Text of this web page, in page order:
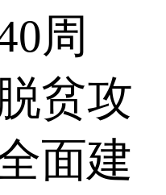
周
贫攻
面建